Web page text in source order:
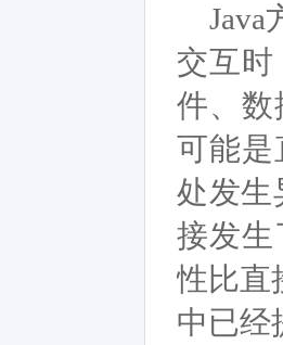
Java
交互
件、
可能
处发生
接发生
性比直
中已经